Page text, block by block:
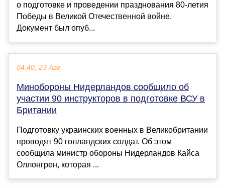
о подготовке и проведении празднования 80-летия
Победы в Великой Отечественной войне.
Документ был опуб...
04:40, 23 Авг
Минобороны Нидерландов сообщило об
участии 90 инструкторов в подготовке ВСУ в
Британии
Подготовку украинских военных в Великобритании
проводят 90 голландских солдат. Об этом
сообщила министр обороны Нидерландов Кайса
Оллонгрен, которая ...